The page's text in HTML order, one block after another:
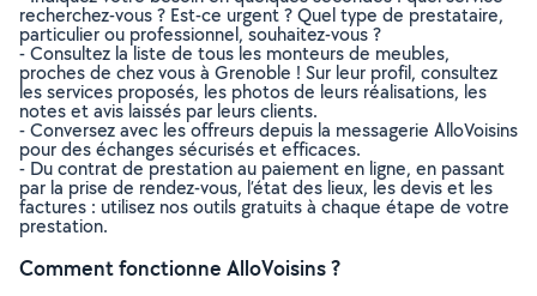
recherchez-vous ? Est-ce urgent ? Quel type de prestataire,
particulier ou professionnel, souhaitez-vous ?
- Consultez la liste de tous les monteurs de meubles,
proches de chez vous à Grenoble ! Sur leur profil, consultez
les services proposés, les photos de leurs réalisations, les
notes et avis laissés par leurs clients.
- Conversez avec les offreurs depuis la messagerie AlloVoisins
pour des échanges sécurisés et efficaces.
- Du contrat de prestation au paiement en ligne, en passant
par la prise de rendez-vous, l’état des lieux, les devis et les
factures : utilisez nos outils gratuits à chaque étape de votre
prestation.
Comment fonctionne AlloVoisins ?